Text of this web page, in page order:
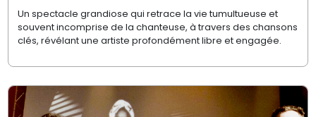
Un spectacle grandiose qui retrace la vie tumultueuse et
souvent incomprise de la chanteuse, à travers des chansons
clés, révélant une artiste profondément libre et engagée.